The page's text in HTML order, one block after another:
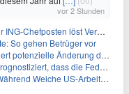
vor 2 Stunden
löst Verwirrung aus
So gehen Betrüger vor
der Zinspolitik angesichts von Inflationsbedenken
nach dem Arbeitsmarktbericht stabil halten wird
US-Arbeitsmarktdaten Zinsängste Lindern